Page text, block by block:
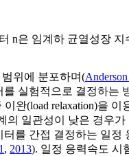
n은 임계하 균열성장
위에 분포하며(
실험적으로 결정하는
이완(load relaxation)을
의 일관성이 낮은 경우
를 간접 결정하는 일정
, 2013). 일정 응력속도 시